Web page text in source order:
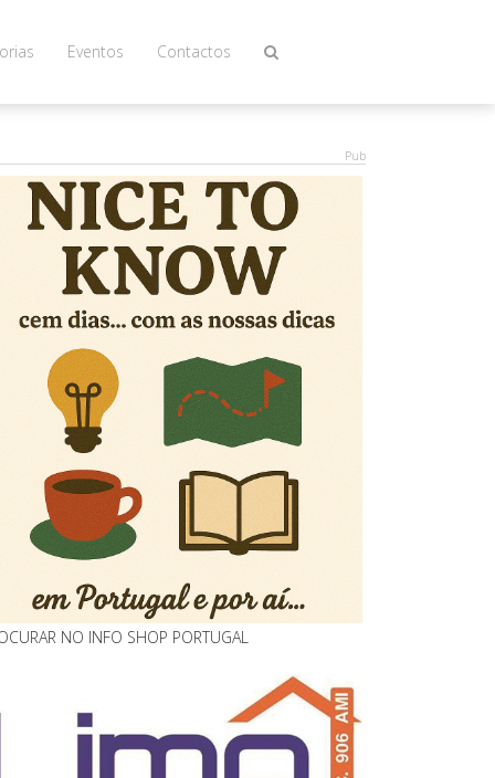
Eventos Contactos
Pub
NO INFO SHOP PORTUGAL